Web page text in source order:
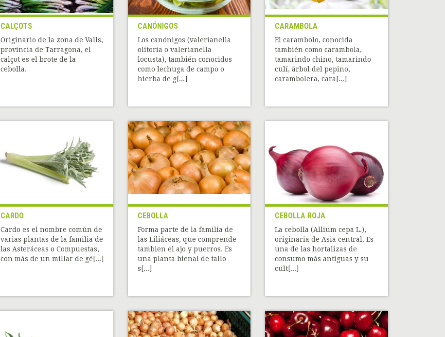
CALÇOTS
Originario de la zona de Valls,
provincia de Tarragona, el
calçot es el brote de la
cebolla.
CANÓNIGOS
Los canónigos (valerianella
olitoria o valerianella
locusta), también conocidos
como lechuga de campo o
hierba de g[...]
CARAMBOLA
El carambolo, conocida
también como carambola,
tamarindo chino, tamarindo
culí, árbol del pepino,
carambolera, cara[...]
CARDO
Cardo es el nombre común de
varias plantas de la familia de
las Asteráceas o Compuestas,
con más de un millar de gé[...]
CEBOLLA
Forma parte de la familia de
las Liliáceas, que comprende
tambien el ajo y puerros. Es
una planta bienal de tallo
s[...]
CEBOLLA ROJA
La cebolla (Allium cepa L.),
originaria de Asia central. Es
una de las hortalizas de
consumo más antiguas y su
cult[...]